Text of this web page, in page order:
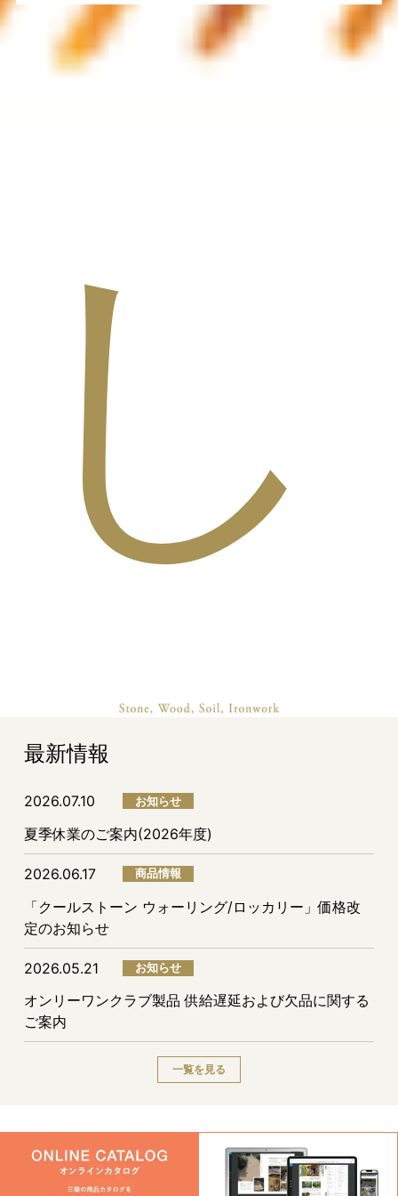
し
最新情報
2026.07.10 お知らせ
夏季休業のご案内(2026年度)
2026.06.17 商品情報
「クールストーン ウォーリング/ロッカリー」価格改
定のお知らせ
2026.05.21 お知らせ
オンリーワンクラブ製品 供給遅延および欠品に関する
ご案内
一覧を見る